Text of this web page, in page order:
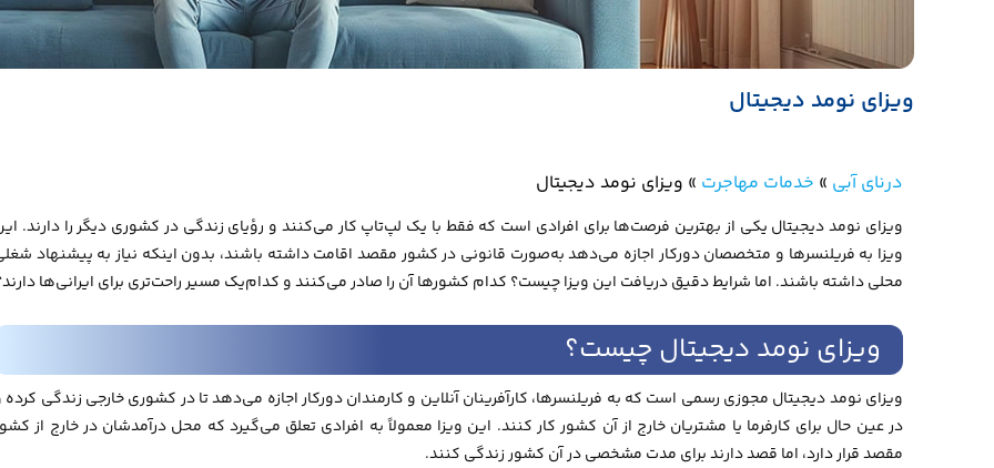
ویزای نومد دیجیتال
درنای آبی » خدمات مهاجرت » ویزای نومد دیجیتال
ویزای نومد دیجیتال یکی از بهترین فرصت‌ها برای افرادی است که فقط با یک لپ‌تاپ کار می‌کنند و رؤیای زندگی در کشوری دیگر را دارند.
ویزا به فریلنسرها و متخصصان دورکار اجازه می‌دهد به‌صورت قانونی در کشور مقصد اقامت داشته باشند، بدون اینکه نیاز به پیشنهاد
محلی داشته باشند. اما شرایط دقیق دریافت این ویزا چیست؟ کدام کشورها آن را صادر می‌کنند و کدام‌یک مسیر راحت‌تری برای ایرانی‌ها
ویزای نومد دیجیتال چیست؟
ویزای نومد دیجیتال مجوزی رسمی است که به فریلنسرها، کارآفرینان آنلاین و کارمندان دورکار اجازه می‌دهد تا در کشوری خارجی زندگی کرده
در عین حال برای کارفرما یا مشتریان خارج از آن کشور کار کنند. این ویزا معمولاً به افرادی تعلق می‌گیرد که محل درآمدشان در خارج از
مقصد قرار دارد، اما قصد دارند برای مدت مشخصی در آن کشور زندگی کنند.